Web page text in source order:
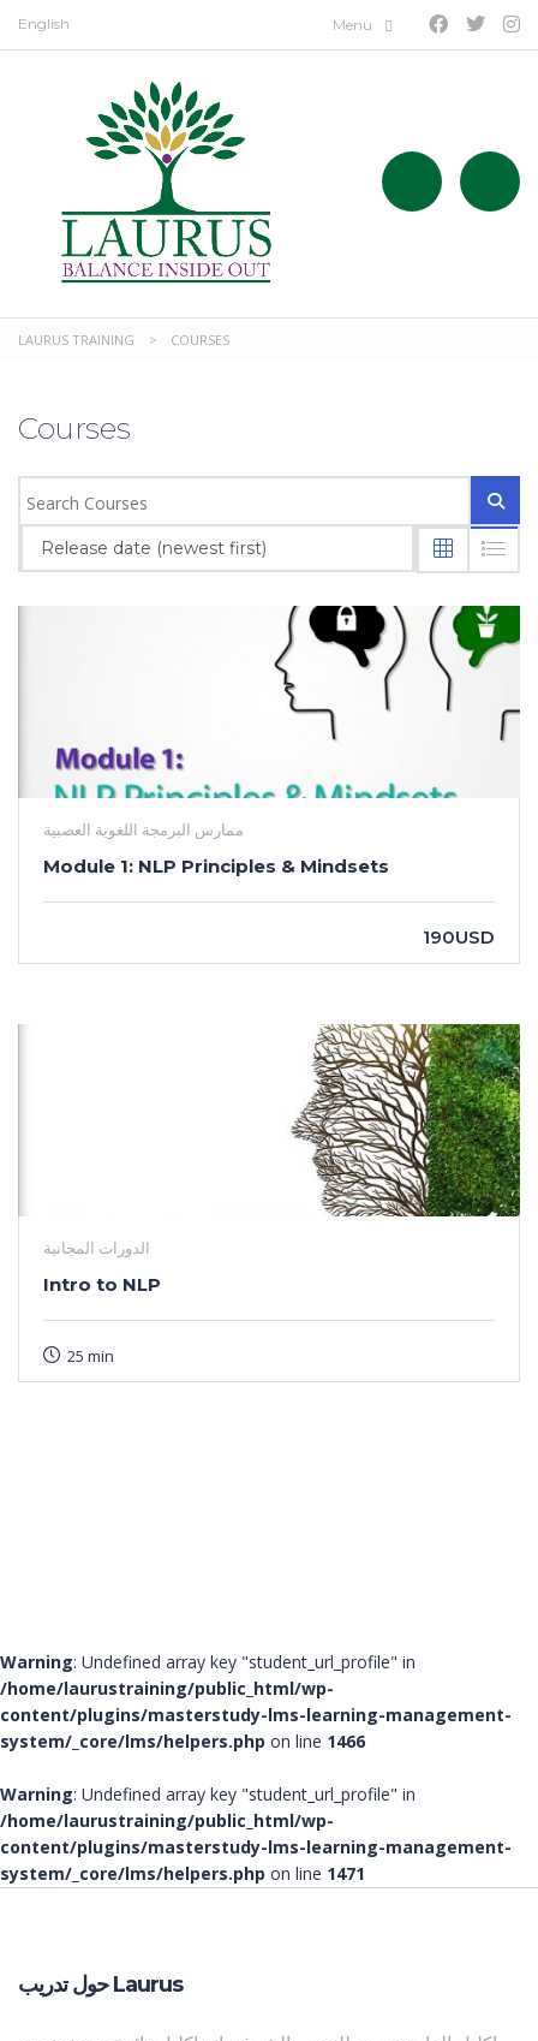
English
LAURUS TRAINING > COURSES
Courses
Release date (newest first)
ممارس البرمجة اللغوية العصبية
Module 1: NLP Principles & Mindsets
190USD
الدورات المجانية
Intro to NLP
25 min
حول تدريب Laurus
Warning: Undefined array key "student_url_profile" in
/home/laurustraining/public_html/wp-
content/plugins/masterstudy-lms-learning-management-
system/_core/lms/helpers.php on line 1466
Warning: Undefined array key "student_url_profile" in
/home/laurustraining/public_html/wp-
content/plugins/masterstudy-lms-learning-management-
system/_core/lms/helpers.php on line 1471